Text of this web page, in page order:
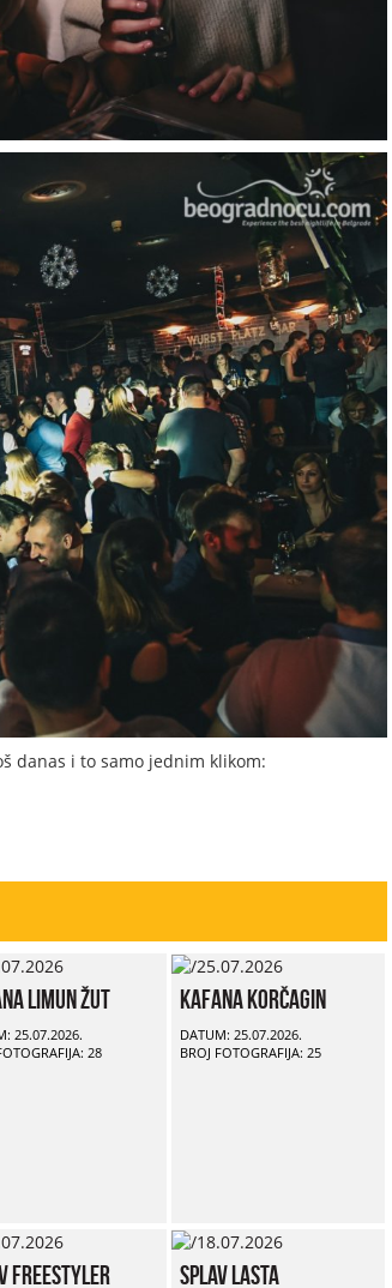
danas i to samo jednim klikom:
Limun Žut
25.07.2026.
28
Kafana Korčagin
DATUM: 25.07.2026.
BROJ FOTOGRAFIJA: 25
Freestyler Splav Lasta